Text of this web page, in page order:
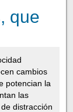
que
cambios
potencian la
las
distracción